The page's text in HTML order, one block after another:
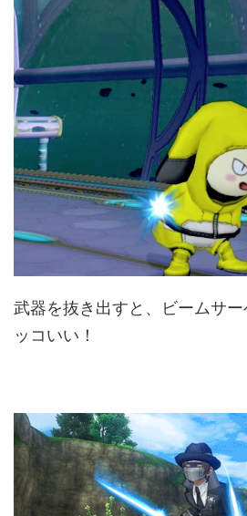
武器を抜き出すと、ビームサ
ッコいい！